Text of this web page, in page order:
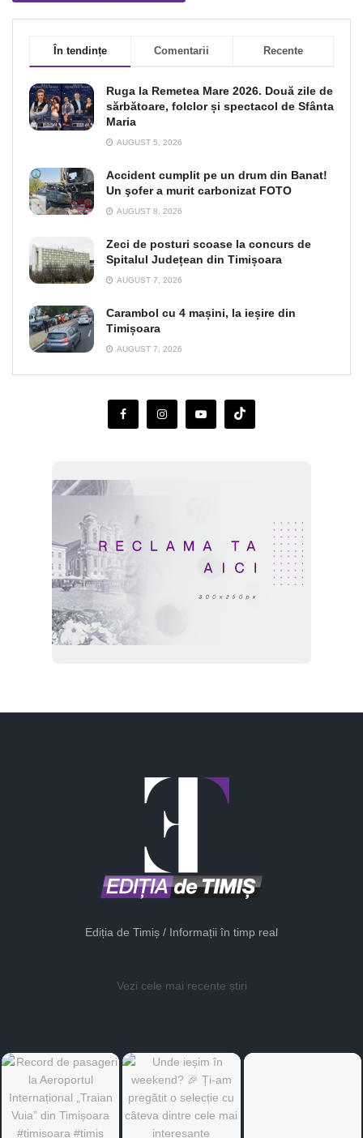
În tendințe Comentarii Recente
Ruga la Remetea Mare 2026. Două zile de
sărbătoare, folclor și spectacol de Sfânta
Maria
AUGUST 5, 2026
Accident cumplit pe un drum din Banat!
Un şofer a murit carbonizat FOTO
AUGUST 8, 2026
Zeci de posturi scoase la concurs de
Spitalul Județean din Timișoara
AUGUST 7, 2026
Carambol cu 4 mașini, la ieșire din
Timișoara
AUGUST 7, 2026
Ediția de Timiș / Informații în timp real
Vezi cele mai recente știri